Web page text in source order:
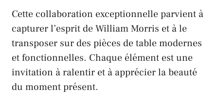
Cette collaboration exceptionnelle parvient à
capturer l’esprit deWilliam Morris et à le
transposer sur des pièces de table modernes
et fonctionnelles. Chaque élément est une
invitation à ralentir et à apprécier la beauté
du moment présent.